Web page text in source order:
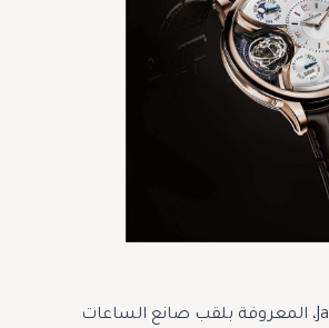
أكدت Jaeger-LeCoultre، المعروفة بلقب صانع الساعات